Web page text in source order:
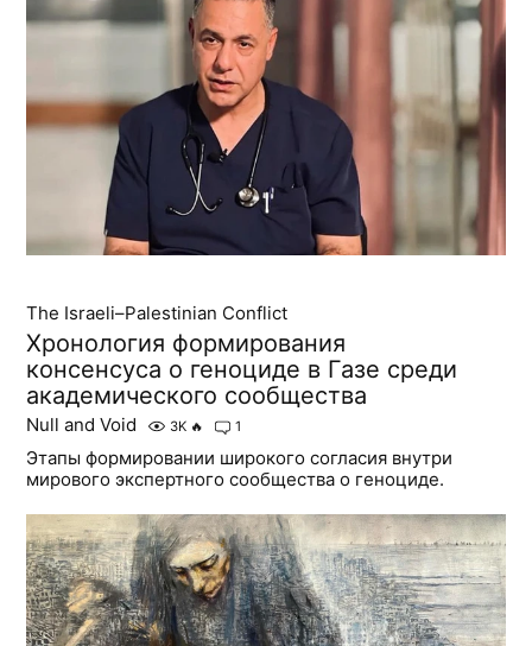
The Israeli–Palestinian Conflict
Хронология формирования
консенсуса о геноциде в Газе среди
академического сообщества
Null and Void 3K 🔥 1
Этапы формировании широкого согласия внутри
мирового экспертного сообщества о геноциде.